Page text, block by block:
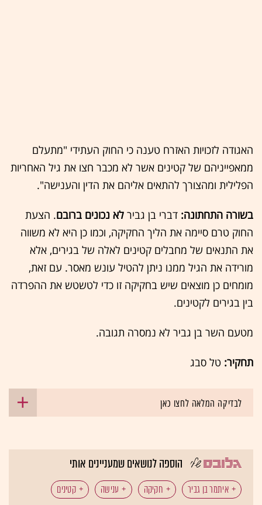
האגודה לזכויות האזרח טענה כי החוק העתידי "מתעלם
ממאפייניהם של קטינים אשר לא מכבר חצו את גיל האחריות
הפלילית ומהצורך להתאים אליהם את הדין והענישה".
בשורה התחתונה: דברי בן גביר לא נכונים ברובם. הצעת
החוק טרם סיימה את הליך החקיקה, וכמו כן היא לא משווה
את התנאים של מחבלים קטינים לאלה של בגירים, אלא
מורידה את הגיל ממנו ניתן להטיל עונש מאסר. עם זאת,
מומחים כן מוצאים שיש בחקיקה זו כדי לטשטש את ההפרדה
בין בגירים לקטינים.
מטעם השר בן גביר לא נמסרה תגובה.
תחקיר: טל סבג
לבדיקה המלאה לחצו כאן
הוספה לנושאים שמעניינים אותי
איתמר בן גביר חקיקה ענישה קטינים